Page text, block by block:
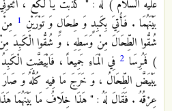
عليه السَّلام ) لَهُ : " كَذَبْتَ يَا لُكَعُ ،
بَيْنَهُمَا . فَأُتِيَ بِكَبِدٍ وَ طِحَالٍ وَ تَوْرَيْنِ 1
شُقُّوا الطِّحَالَ مِنْ وَسَطِهِ ، وَ شُقُّوا الْكَبِدَ
) فَمُرِسَا 2 فِي الْمَاءِ جَمِيعاً ، فَابْيَضَّتِ
يَبْيَضَّ الطِّحَالُ ، وَ خَرَجَ مَا فِيهِ كُلُّهُ وَ
عِرْقُهُ . فَقَالَ لَهُ : " هَذَا خِلَافُ مَا بَيْنَهُمَا